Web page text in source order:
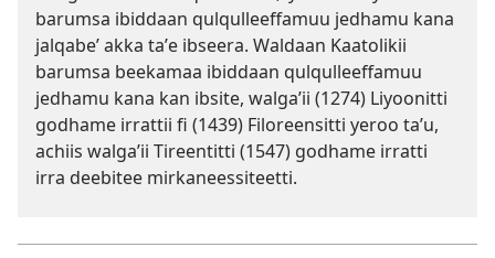
barumsa ibiddaan qulqulleeffamuu jedhamu kana
jalqabe’ akka taʼe ibseera. Waldaan Kaatolikii
barumsa beekamaa ibiddaan qulqulleeffamuu
jedhamu kana kan ibsite, walgaʼii (1274) Liyoonitti
godhame irrattii fi (1439) Filoreensitti yeroo taʼu,
achiis walgaʼii Tireentitti (1547) godhame irratti
irra deebitee mirkaneessiteetti.